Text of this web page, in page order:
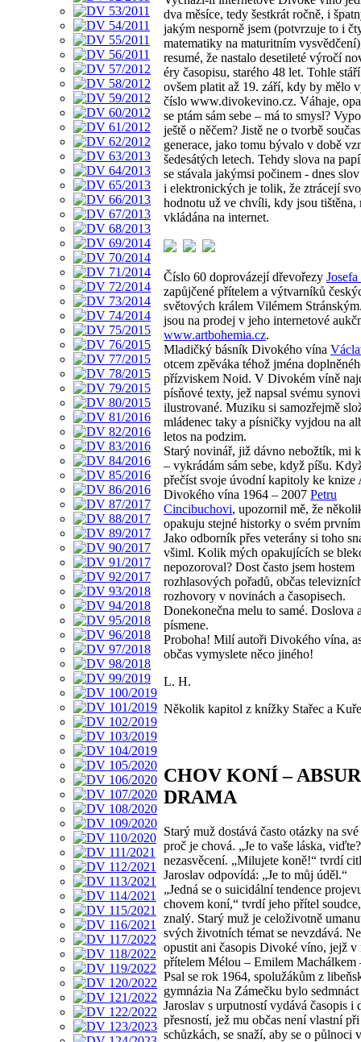
dva měsíce, tedy šestkrát ročně, i
jakým nesporně jsem (potvrzuje to i
matematiky na maturitním
resumé, že nastalo desetileté výročí
éry časopisu, starého 48 let. Tohle
ovšem platit až 19. září, kdy by mělo
číslo www.divokevino.cz. Váhaje,
se ptám sám sebe – má to smysl?
ještě o něčem? Jistě ne o tvorbě
generace, jako tomu bývalo v době
šedesátých letech. Tehdy slova na
se stávala jakýmsi počinem - dnes
i elektronických je tolik, že ztrácejí
hodnotu už ve chvíli, kdy jsou tištěna,
vkládána na internet.
Číslo 60 doprovázejí dřevořezy
zapůjčené přítelem a výtvarníků
světových králem Vilémem
jsou na prodej v jeho internetové
www.artbohemia.cz.
Mladičký básník Divokého vína
otcem zpěváka téhož jména
přízviskem Noid. V Divokém víně
písňové texty, jež napsal svému
ilustrované. Muziku si samozřejmě
mládenec taky a písničky vyjdou na
letos na podzim.
Starý novinář, již dávno nebožtík, mi
– vykrádám sám sebe, když píšu.
přečíst svoje úvodní kapitoly ke knize
Divokého vína 1964 – 2007 Petru
Cincibuchovi, upozornil mě, že
opakuju stejné historky o svém
Jako odborník přes veterány si toho
všiml. Kolik mých opakujících se
nepozoroval? Dost často jsem hostem
rozhlasových pořadů, občas
rozhovory v novinách a časopisech.
Donekonečna melu to samé. Doslova
písmene.
Proboha! Milí autoři Divokého vína,
občas vymyslete něco jiného!
L. H.
Několik kapitol z knížky Stařec a Kuře
CHOV KONÍ –
DRAMA
Starý muž dostává často otázky na
proč je chová. „Je to vaše láska,
nezasvěcení. „Milujete koně!“ tvrdí
Jaroslav odpovídá: „Je to můj úděl.“
„Jedná se o suicidální tendence
chovem koní,“ tvrdí jeho přítel
znalý. Starý muž je celoživotně
svých životních témat se nevzdává.
opustit ani časopis Divoké víno, jejž v
přítelem Mélou – Emilem Machálkem
Psal se rok 1964, spolužákům z
gymnázia Na Zámečku bylo
Jaroslav s urputností vydává časopis i
přesností, jež mu občas není vlastní při
schůzkách, se snaží, aby se o půlnoci